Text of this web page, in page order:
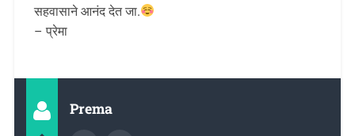
सहवासाने आनंद देत जा.
– प्रेमा
Prema